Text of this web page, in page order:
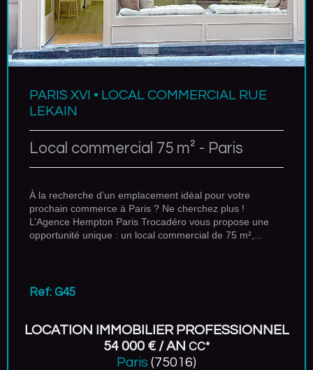
PARIS XVI • LOCAL COMMERCIAL RUE
LEKAIN
Local commercial 75 m² - Paris
À la recherche d’un emplacement idéal pour votre
prochain commerce à Paris ? Ne cherchez plus !
L’Agence Hempton Paris Trocadéro vous propose une
opportunité unique : un local commercial de 75 m²,...
Ref: G45
LOCATION IMMOBILIER PROFESSIONNEL
54 000 € / AN CC*
Paris (75016)